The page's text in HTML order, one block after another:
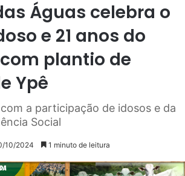
Águas celebra o
e 21 anos do
plantio de
Ypê
a participação de idosos e da
Social
10/2024 1 minuto de leitura